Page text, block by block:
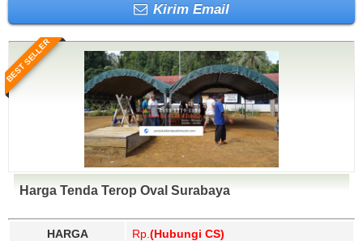
Kirim Email
BEST SELLER
Harga Tenda Terop Oval Surabaya
HARGA Rp. (Hubungi CS)